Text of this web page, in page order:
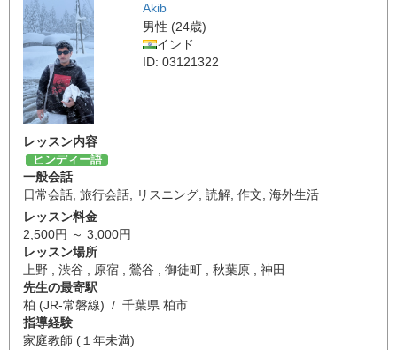
Akib
男性 (24歳)
インド
ID: 03121322
レッスン内容
ヒンディー語
一般会話
日常会話, 旅行会話, リスニング, 読解, 作文, 海外生活
レッスン料金
2,500円 ～ 3,000円
レッスン場所
上野 , 渋谷 , 原宿 , 鶯谷 , 御徒町 , 秋葉原 , 神田
先生の最寄駅
柏 (JR-常磐線) / 千葉県 柏市
指導経験
家庭教師 (１年未満)